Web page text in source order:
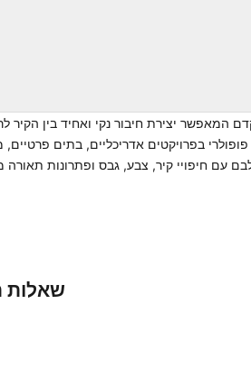
המאפשר יצירת חיבור נקי ואחיד בין
פופולרי בפרויקטים אדריכליים, בתים
עם חיפויי קיר, צבע, גבס ופתרונות
שאלות